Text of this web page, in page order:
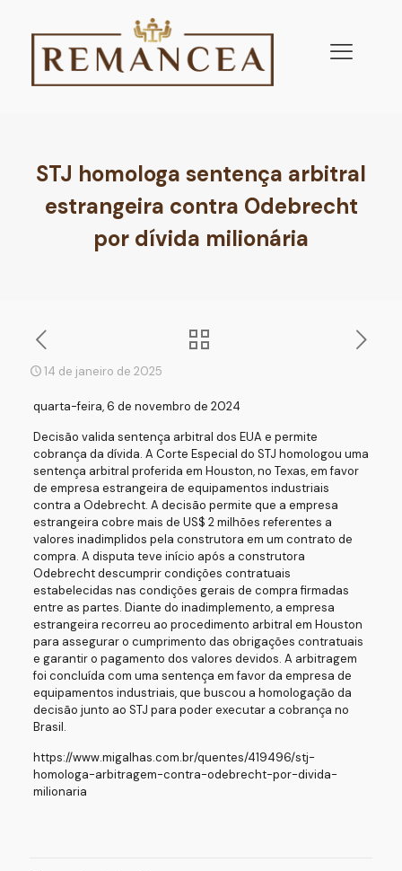
STJ homologa sentença arbitral
estrangeira contra Odebrecht
por dívida milionária
14 de janeiro de 2025
quarta-feira, 6 de novembro de 2024
Decisão valida sentença arbitral dos EUA e permite
cobrança da dívida. A Corte Especial do STJ homologou uma
sentença arbitral proferida em Houston, no Texas, em favor
de empresa estrangeira de equipamentos industriais
contra a Odebrecht. A decisão permite que a empresa
estrangeira cobre mais de US$ 2 milhões referentes a
valores inadimplidos pela construtora em um contrato de
compra. A disputa teve início após a construtora
Odebrecht descumprir condições contratuais
estabelecidas nas condições gerais de compra firmadas
entre as partes. Diante do inadimplemento, a empresa
estrangeira recorreu ao procedimento arbitral em Houston
para assegurar o cumprimento das obrigações contratuais
e garantir o pagamento dos valores devidos. A arbitragem
foi concluída com uma sentença em favor da empresa de
equipamentos industriais, que buscou a homologação da
decisão junto ao STJ para poder executar a cobrança no
Brasil.
https://www.migalhas.com.br/quentes/419496/stj-
homologa-arbitragem-contra-odebrecht-por-divida-
milionaria